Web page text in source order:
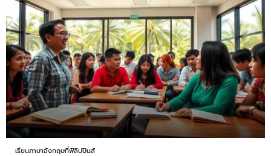
เรียนภาษาอังกฤษที่ฟิลิปปินส์